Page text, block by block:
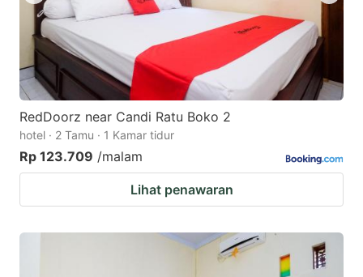
RedDoorz near Candi Ratu Boko 2
hotel · 2 Tamu · 1 Kamar tidur
Rp 123.709 /malam
Lihat penawaran